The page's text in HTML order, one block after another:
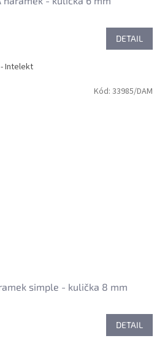
DETAIL
Intelekt
simple - kulička 8 mm
DETAIL
Kód: 33985/DAM